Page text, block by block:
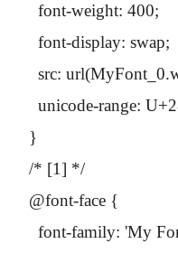
  font-weight: 400;
  font-display: swap;
src:
unicode-range:
}
/* [1] */
@font-face {
font-family: 'My